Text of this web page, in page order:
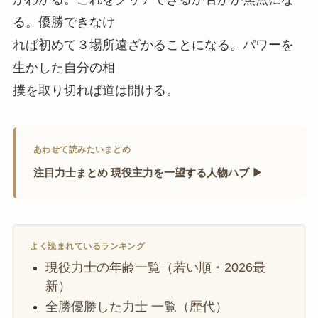
る。優勝できなけ
れば初めて３場所遠ざかることになる。パワーを
生かした自分の相
撲を取り切れば道は開ける。
あわせて読みたいまとめ
注目力士まとめ 現役主力を一望する人物ハブ ▶
よく読まれているランキング
現役力士の年齢一覧（若い順・2026最
新）
全勝優勝した力士 一覧（歴代）